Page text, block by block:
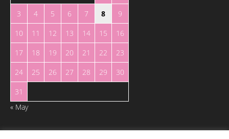
3
4 5 6 7 8
9
10
11 12 13 14 15
16
17
18 19 20 21 22
23
24
25 26 27 28 29
30
31
« May